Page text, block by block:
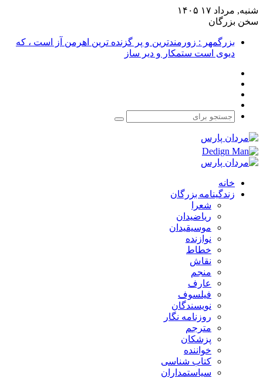
شنبه, مرداد ۱۷ ۱۴۰۵
سخن بزرگان
بزرگمهر : زورمندترین و پر گزنده ترین اهرمن آز است ، که
دیوی است ستمکار و دیر ساز
جستجو
خانه
زندگینامه بزرگان
شعرا
ریاضیدان
موسیقیدان
نوازنده
خطاط
نقاش
منجم
عارف
فیلسوف
نویسندگان
روزنامه نگار
مترجم
پزشکان
خواننده
کتاب شناسی
سیاستمداران